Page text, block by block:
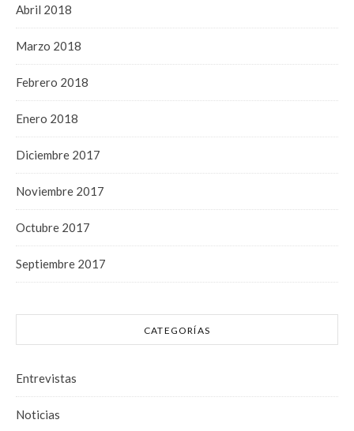
Abril 2018
Marzo 2018
Febrero 2018
Enero 2018
Diciembre 2017
Noviembre 2017
Octubre 2017
Septiembre 2017
CATEGORÍAS
Entrevistas
Noticias